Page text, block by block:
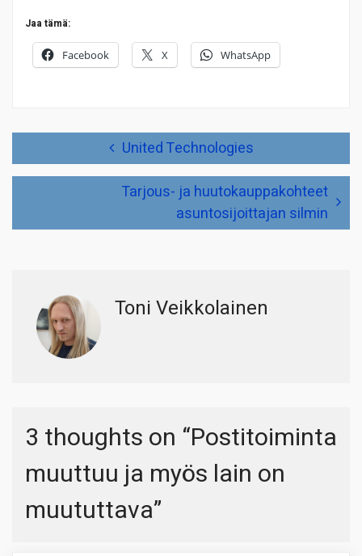
Jaa tämä:
Facebook X WhatsApp
United Technologies
Tarjous- ja huutokauppakohteet
asuntosijoittajan silmin
Toni Veikkolainen
3 thoughts on “Postitoiminta
muuttuu ja myös lain on
muututtava”